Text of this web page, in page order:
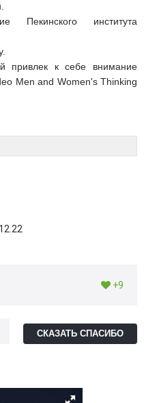
Пекинского института
к себе внимание
Men and Women's Thinking
+9
СКАЗАТЬ СПАСИБО